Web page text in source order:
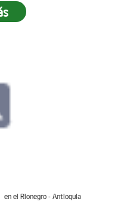
en el Rionegro - Antioquia